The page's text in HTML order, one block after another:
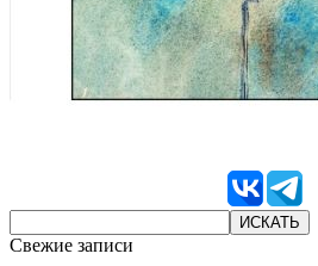
Свежие записи